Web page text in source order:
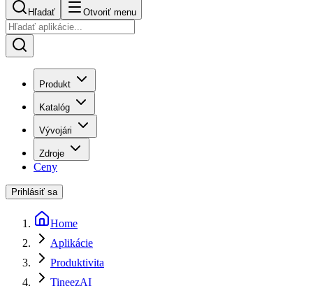
Hľadať Otvoriť menu
Produkt
Katalóg
Vývojári
Zdroje
Ceny
Prihlásiť sa
Home
Aplikácie
Produktivita
TineezAI